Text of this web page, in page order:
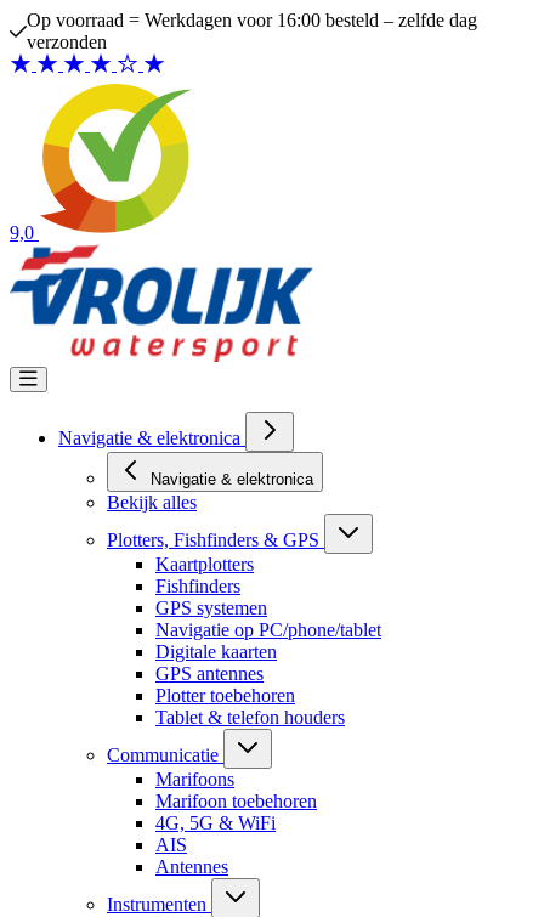
Ga naar de inhoud
Op voorraad = Werkdagen voor 16:00 besteld – zelfde dag
verzonden
9,0
Navigatie & elektronica
Navigatie & elektronica
Bekijk alles
Plotters, Fishfinders & GPS
Kaartplotters
Fishfinders
GPS systemen
Navigatie op PC/phone/tablet
Digitale kaarten
GPS antennes
Plotter toebehoren
Tablet & telefon houders
Communicatie
Marifoons
Marifoon toebehoren
4G, 5G & WiFi
AIS
Antennes
Instrumenten